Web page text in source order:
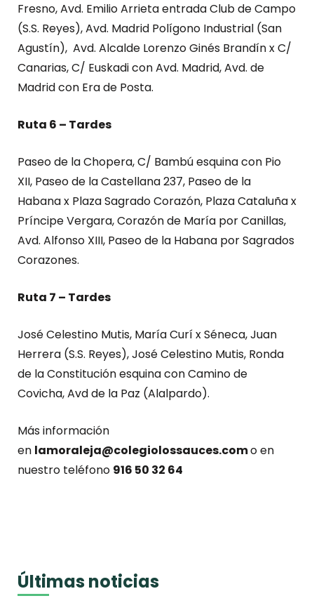
Fresno, Avd. Emilio Arrieta entrada Club de Campo
(S.S. Reyes), Avd. Madrid Polígono Industrial (San
Agustín), Avd. Alcalde Lorenzo Ginés Brandín x C/
Canarias, C/ Euskadi con Avd. Madrid, Avd. de
Madrid con Era de Posta.
Ruta 6 – Tardes
Paseo de la Chopera, C/ Bambú esquina con Pio
XII, Paseo de la Castellana 237, Paseo de la
Habana x Plaza Sagrado Corazón, Plaza Cataluña x
Príncipe Vergara, Corazón de María por Canillas,
Avd. Alfonso XIII, Paseo de la Habana por Sagrados
Corazones.
Ruta 7 – Tardes
José Celestino Mutis, María Curí x Séneca, Juan
Herrera (S.S. Reyes), José Celestino Mutis, Ronda
de la Constitución esquina con Camino de
Covicha, Avd de la Paz (Alalpardo).
Más información
en lamoraleja@colegiolossauces.como en
nuestro teléfono 916 50 32 64
Últimas noticias